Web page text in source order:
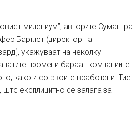
милениум”, авторите Сумантра
Бартлет (директор на
укажуваат на неколку
промени бараат компаниите
како и со своите вработени. Тие
експлицитно се залага за